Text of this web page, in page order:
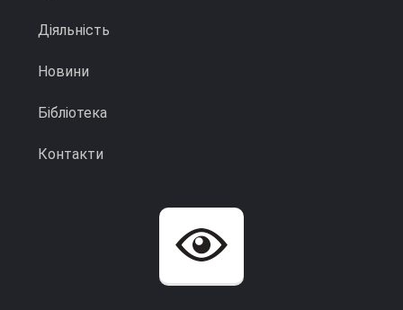
Діяльність
Новини
Бібліотека
Контакти